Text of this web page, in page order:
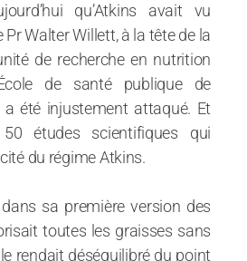
qu’Atkins avait vu
Pr Walter Willett, à la tête de la
de recherche en nutrition
de santé publique de
été injustement attaqué. Et
50 études scientifiques qui
du régime Atkins.
sa première version des
toutes les graisses sans
rendait déséquilibré du point